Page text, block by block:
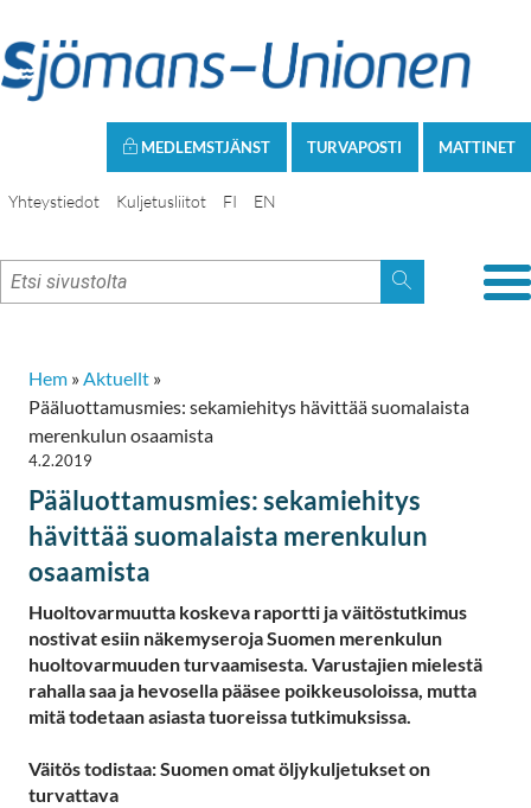
MATTINET
TURVAPOSTI
MEDLEMSTJÄNST
Yhteystiedot Kuljetusliitot FI EN
Hem »Aktuellt »
Pääluottamusmies: sekamiehitys hävittää suomalaista
merenkulun osaamista
4.2.2019
Pääluottamusmies: sekamiehitys
hävittää suomalaista merenkulun
osaamista
Huoltovarmuutta koskeva raportti ja väitöstutkimus
nostivat esiin näkemyseroja Suomen merenkulun
huoltovarmuuden turvaamisesta. Varustajien mielestä
rahalla saa ja hevosella pääsee poikkeusoloissa, mutta
mitä todetaan asiasta tuoreissa tutkimuksissa.
Väitös todistaa: Suomen omat öljykuljetukset on
turvattava